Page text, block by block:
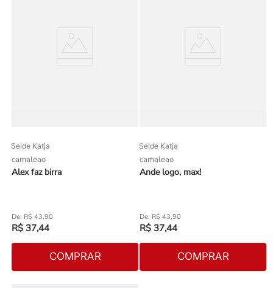
Seide Katja
camaleao
Alex faz birra
R$ 43,90
R$ 37,44
COMPRAR
Seide Katja
camaleao
Ande logo, max!
R$ 43,90
R$ 37,44
COMPRAR